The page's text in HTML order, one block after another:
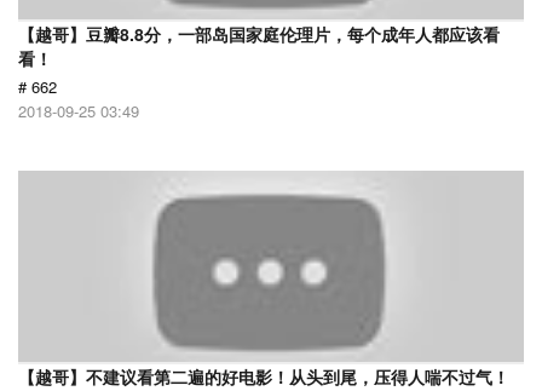
【越哥】豆瓣8.8分，一部岛国家庭伦理片，每个成年人都应该看
看！
# 662
2018-09-25 03:49
【越哥】不建议看第二遍的好电影！从头到尾，压得人喘不过气！